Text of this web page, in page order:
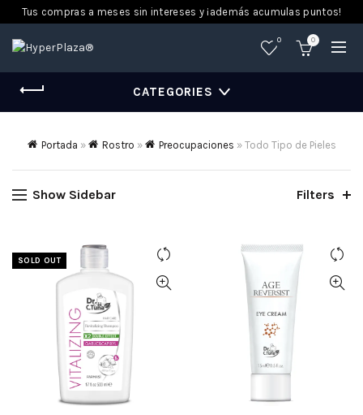
Tus compras a meses sin intereses y ¡además acumulas puntos!
0 0
CATEGORIES
Portada » Rostro » Preocupaciones » Todo Tipo de Pieles
Show Sidebar Filters
SOLD OUT